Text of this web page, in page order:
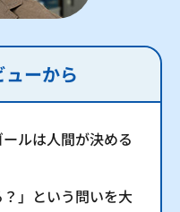
ーから
ルは人間が決める
」という問いを大